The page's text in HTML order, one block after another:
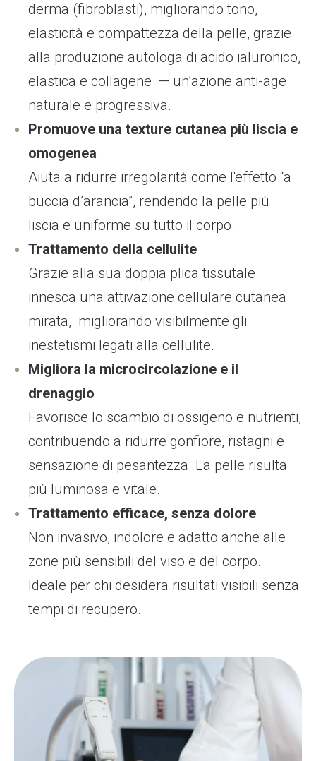
derma (fibroblasti), migliorando tono,
elasticità e compattezza della pelle, grazie
alla produzione autologa di acido ialuronico,
elastica e collagene — un’azione anti-age
naturale e progressiva.
Promuove una texture cutanea più liscia e
omogenea
Aiuta a ridurre irregolarità come l'effetto “a
buccia d’arancia”, rendendo la pelle più
liscia e uniforme su tutto il corpo.
Trattamento della cellulite
Grazie alla sua doppia plica tissutale
innesca una attivazione cellulare cutanea
mirata, migliorando visibilmente gli
inestetismi legati alla cellulite.
Migliora la microcircolazione e il
drenaggio
Favorisce lo scambio di ossigeno e nutrienti,
contribuendo a ridurre gonfiore, ristagni e
sensazione di pesantezza. La pelle risulta
più luminosa e vitale.
Trattamento efficace, senza dolore
Non invasivo, indolore e adatto anche alle
zone più sensibili del viso e del corpo.
Ideale per chi desidera risultati visibili senza
tempi di recupero.